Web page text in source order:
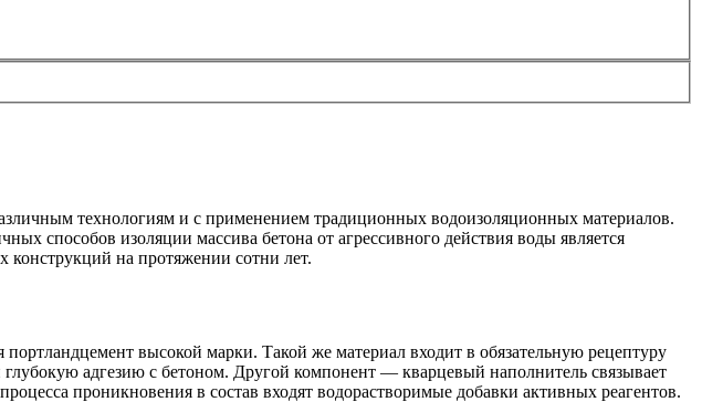
технологиям и с применением традиционных водоизоляционных материалов.
способов изоляции массива бетона от агрессивного действия воды является
конструкций на протяжении сотни лет.
высокой марки. Такой же материал входит в обязательную рецептуру
адгезию с бетоном. Другой компонент — кварцевый наполнитель связывает
проникновения в состав входят водорастворимые добавки активных реагентов.